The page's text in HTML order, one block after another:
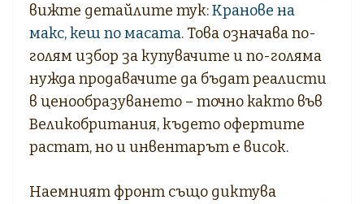
вижте детайлите тук:Кранове на
макс, кеш по масата. Това означава по-
голям избор за купувачите и по-голяма
нужда продавачите да бъдат реалисти
в ценообразуването – точно както във
Великобритания, където офертите
растат, но и инвентарът е висок.
Наемният фронт също диктува